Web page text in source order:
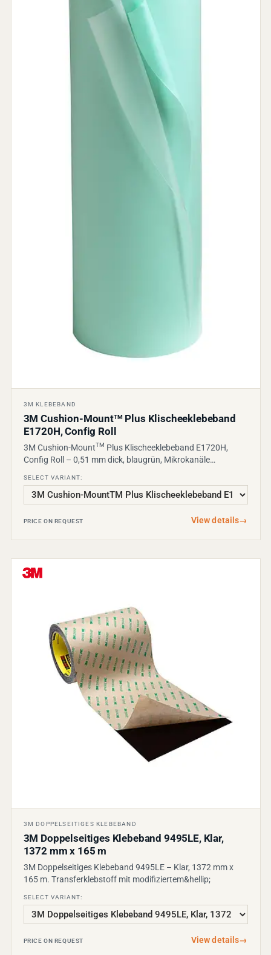
3M KLEBEBAND
3M Cushion-MountTMPlus Klischeeklebeband
E1720H, Config Roll
3M Cushion-MountTM Plus Klischeeklebeband E1720H,
Config Roll – 0,51 mm dick, blaugrün, Mikrokanäle…
SELECT VARIANT:
PRICE ON REQUEST View details→
3M DOPPELSEITIGES KLEBEBAND
3M Doppelseitiges Klebeband 9495LE, Klar,
1372 mm x 165 m
3M Doppelseitiges Klebeband 9495LE – Klar, 1372 mm x
165 m. Transferklebstoff mit modifiziertem&hellip;
SELECT VARIANT:
PRICE ON REQUEST View details→